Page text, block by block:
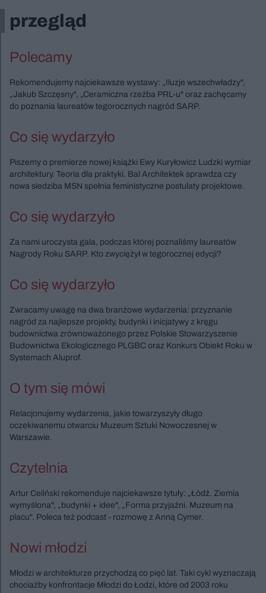
przegląd
Polecamy
Rekomendujemy najciekawsze wystawy: „Iluzje wszechwładzy",
„Jakub Szczęsny", „Ceramiczna rzeźba PRL-u" oraz zachęcamy
do poznania laureatów tegorocznych nagród SARP.
Co się wydarzyło
Piszemy o premierze nowej książki Ewy Kuryłowicz Ludzki wymiar
architektury. Teoria dla praktyki. Bal Architektek sprawdza czy
nowa siedziba MSN spełnia feministyczne postulaty projektowe.
Co się wydarzyło
Za nami uroczysta gala, podczas której poznaliśmy laureatów
Nagrody Roku SARP. Kto zwyciężył w tegorocznej edycji?
Co się wydarzyło
Zwracamy uwagę na dwa branżowe wydarzenia: przyznanie
nagród za najlepsze projekty, budynki i inicjatywy z kręgu
budownictwa zrównoważonego przez Polskie Stowarzyszenie
Budownictwa Ekologicznego PLGBC oraz Konkurs Obiekt Roku w
Systemach Aluprof.
O tym się mówi
Relacjonujemy wydarzenia, jakie towarzyszyły długo
oczekiwanemu otwarciu Muzeum Sztuki Nowoczesnej w
Warszawie.
Czytelnia
Artur Celiński rekomenduje najciekawsze tytuły: „Łódź. Ziemia
wymyślona", „budynki + idee", „Forma przyjaźni. Muzeum na
placu". Poleca też podcast - rozmowę z Anną Cymer.
Nowi młodzi
Młodzi w architekturze przychodzą co pięć lat. Taki cykl wyznaczają
chociażby konfrontacje Młodzi do Łodzi, które od 2003 roku